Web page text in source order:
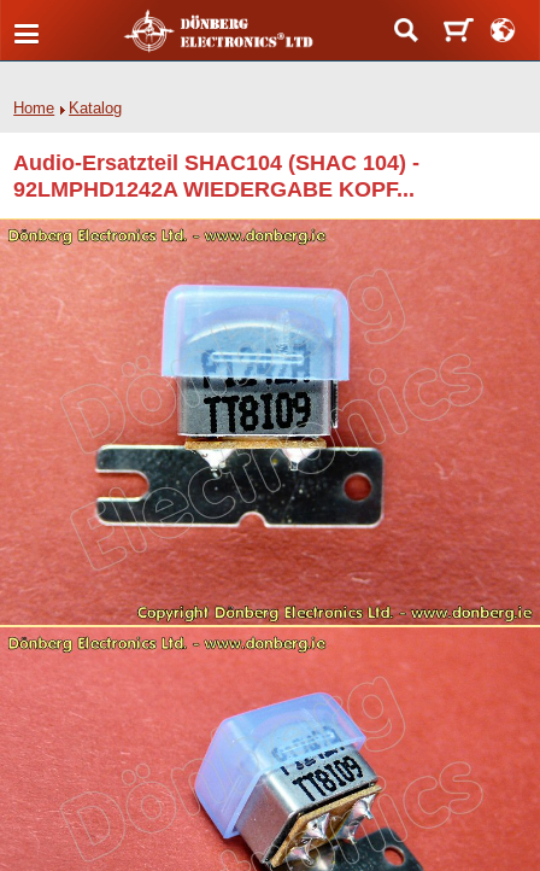
Home Katalog
Audio-Ersatzteil SHAC104 (SHAC 104) -
92LMPHD1242A WIEDERGABE KOPF...